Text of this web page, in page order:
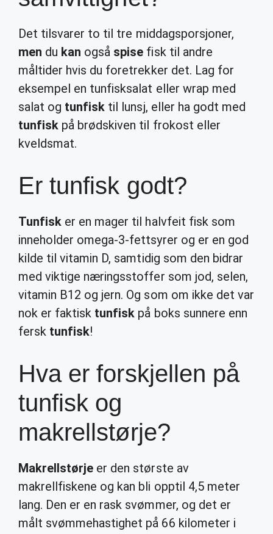
Det tilsvarer to til tre middagsporsjoner,
men du kan også spise fisk til andre
måltider hvis du foretrekker det. Lag for
eksempel en tunfisksalat eller wrap med
salat og tunfisk til lunsj, eller ha godt med
tunfisk på brødskiven til frokost eller
kveldsmat.
Er tunfisk godt?
Tunfisk er en mager til halvfeit fisk som
inneholder omega-3-fettsyrer og er en god
kilde til vitamin D, samtidig som den bidrar
med viktige næringsstoffer som jod, selen,
vitamin B12 og jern. Og som om ikke det var
nok er faktisk tunfisk på boks sunnere enn
fersk tunfisk!
Hva er forskjellen på
tunfisk og
makrellstørje?
Makrellstørje er den største av
makrellfiskene og kan bli opptil 4,5 meter
lang. Den er en rask svømmer, og det er
målt svømmehastighet på 66 kilometer i